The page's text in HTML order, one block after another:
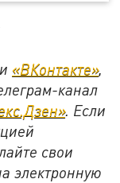
«ВКонтакте»,
канал
. Если
свои
электронную